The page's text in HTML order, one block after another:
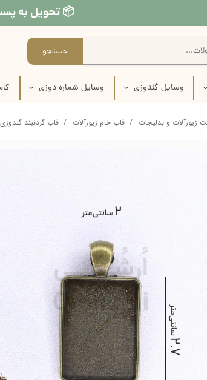
وسایل گلدوزی
سوزن گلدوزی
کارگاه گلدوزی
قیچی گلدوزی
لوازم انتقال طرح روی پارچه
طرح گلدوزی
جعبه نظم دهنده
جاسوزنی و نگهدارنده سوزن
زیورآلات گلدوزی
وسایل شماره دوزی
سوزن شماره دوزی
نخ شماره دوزی
کتاب شماره دوزی
لوازم انتقال طرح روی پارچه
قیچی شماره دوزی
جعبه نظم دهنده
جاسوزنی
📦 تحویل به پست: تا
جستجو
زیورآلات و بدلیجات قاب خام زیورآلات قاب گردنبند گلدوزی